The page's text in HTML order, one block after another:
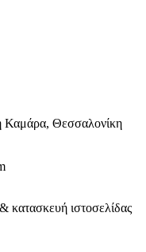
Καμάρα, Θεσσαλονίκη
κατασκευή ιστοσελίδας